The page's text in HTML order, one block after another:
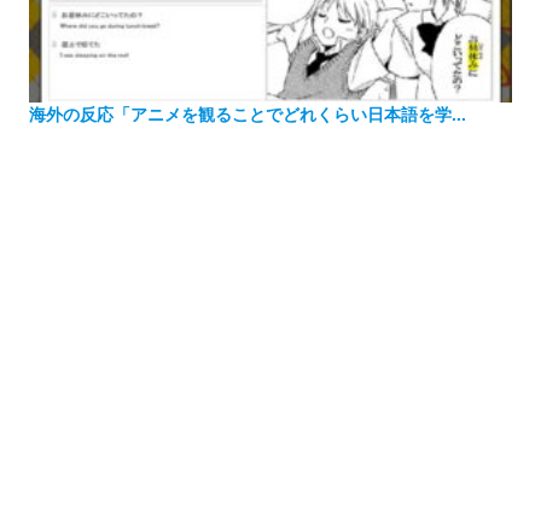
海外の反応「アニメを観ることでどれくらい日本語を学...